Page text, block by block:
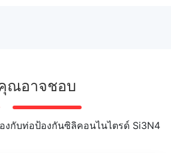
ณอาจชอบ
กับท่อป้องกันซิลิคอนไนไตรด์ Si3N4